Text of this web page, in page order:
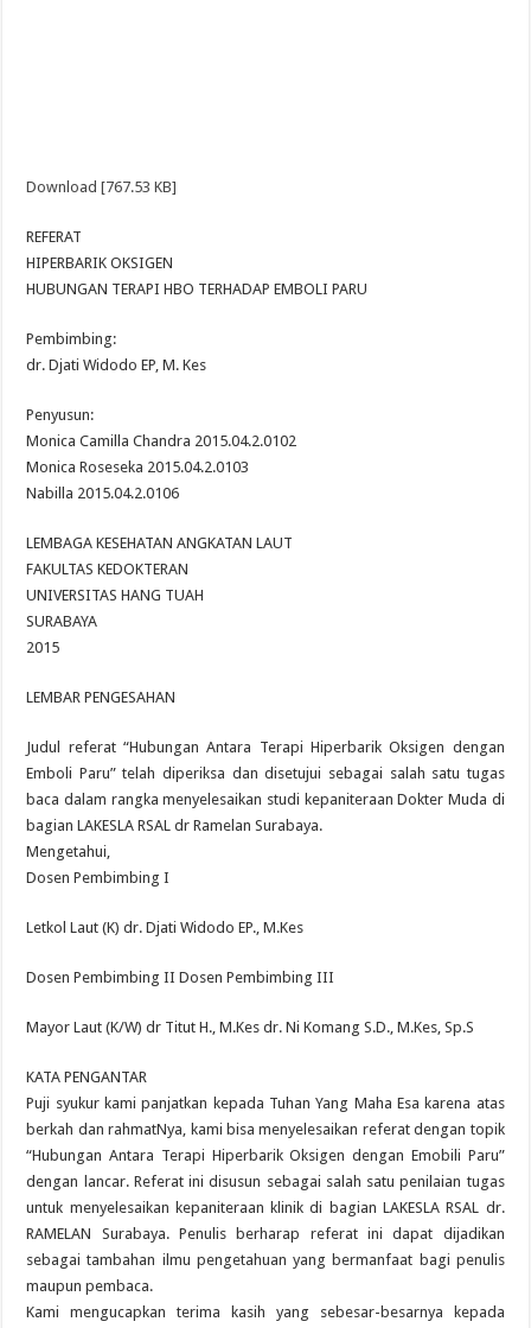
Download [767.53 KB]
REFERAT
HIPERBARIK OKSIGEN
HUBUNGAN TERAPI HBO TERHADAP EMBOLI PARU
Pembimbing:
dr. Djati Widodo EP, M. Kes
Penyusun:
Monica Camilla Chandra 2015.04.2.0102
Monica Roseseka 2015.04.2.0103
Nabilla 2015.04.2.0106
LEMBAGA KESEHATAN ANGKATAN LAUT
FAKULTAS KEDOKTERAN
UNIVERSITAS HANG TUAH
SURABAYA
2015
LEMBAR PENGESAHAN
Judul referat “Hubungan Antara Terapi Hiperbarik Oksigen dengan
Emboli Paru” telah diperiksa dan disetujui sebagai salah satu tugas
baca dalam rangka menyelesaikan studi kepaniteraan Dokter Muda di
bagian LAKESLA RSAL dr Ramelan Surabaya.
Mengetahui,
Dosen Pembimbing I
Letkol Laut (K) dr. Djati Widodo EP., M.Kes
Dosen Pembimbing II Dosen Pembimbing III
Mayor Laut (K/W) dr Titut H., M.Kes dr. Ni Komang S.D., M.Kes, Sp.S
KATA PENGANTAR
Puji syukur kami panjatkan kepada Tuhan Yang Maha Esa karena atas
berkah dan rahmatNya, kami bisa menyelesaikan referat dengan topik
“Hubungan Antara Terapi Hiperbarik Oksigen dengan Emobili Paru”
dengan lancar. Referat ini disusun sebagai salah satu penilaian tugas
untuk menyelesaikan kepaniteraan klinik di bagian LAKESLA RSAL dr.
RAMELAN Surabaya. Penulis berharap referat ini dapat dijadikan
sebagai tambahan ilmu pengetahuan yang bermanfaat bagi penulis
maupun pembaca.
Kami mengucapkan terima kasih yang sebesar-besarnya kepada